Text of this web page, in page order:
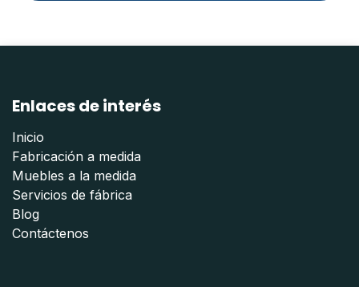
Enlaces de interés
Inicio
Fabricación a medida
Muebles a la medida
Servicios de fábrica
Blog
Contáctenos